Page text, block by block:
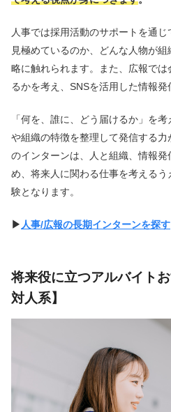
人事では採用活動のサポートを通
見極めているのか、どんな人物が
略に触れられます。また、広報では
るかを考え、SNSを活用した情報発
「何を、誰に、どう届けるか」を
や組織の特徴を整理して発信する
のインターンは、人と組織、情報
め、将来人に関わる仕事を考える
験となります。
▶︎ 人事/広報の長期インターンを探す
将来役に立つアルバイト
対人系】